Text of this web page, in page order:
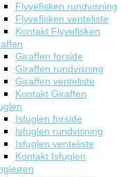
Flyvefisken rundvisning
Flyvefisken venteliste
Kontakt Flyvefisken
Giraffen forside
Giraffen rundvisning
Giraffen venteliste
Kontakt Giraffen
Isfuglen forside
Isfuglen rundvisning
Isfuglen venteliste
Kontakt Isfuglen